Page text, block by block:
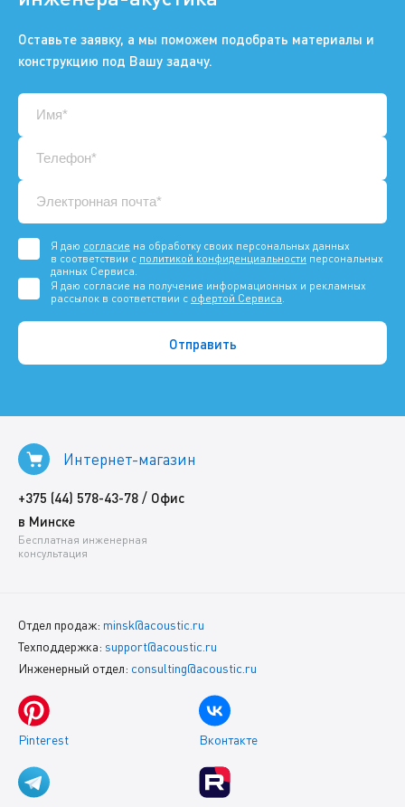
Оставьте заявку, а мы поможем подобрать материалы и
конструкцию под Вашу задачу.
Я даю согласие на обработку своих персональных данных
в соответствии с политикой конфиденциальности персональных
данных Сервиса.
Я даю согласие на получение информационных и рекламных
рассылок в соответствии с офертой Сервиса
Интернет-магазин
+375 (44) 578-43-78 / Офис
в Минске
Бесплатная инженерная
консультация
Отдел продаж: minsk@acoustic.ru
Техподдержка: support@acoustic.ru
Инженерный отдел: consulting@acoustic.ru
Pinterest Вконтакте